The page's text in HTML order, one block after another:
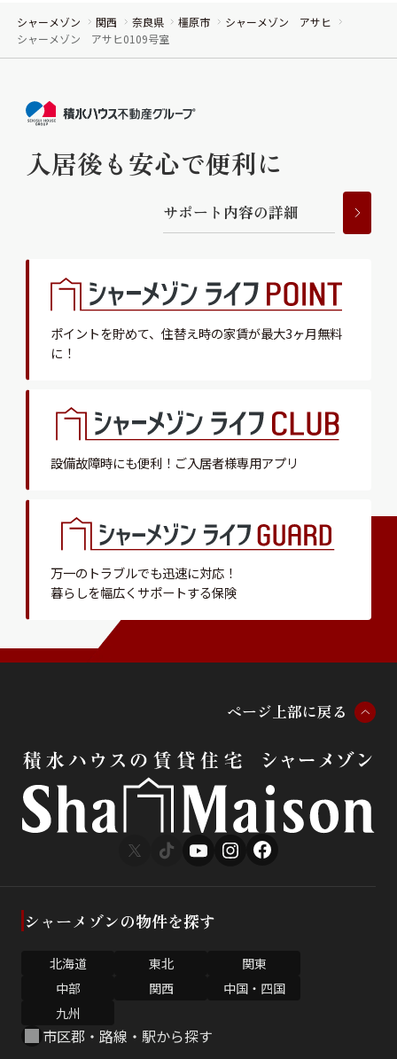
シャーメゾン 関西 奈良県 橿原市
シャーメゾン アサヒ
シャーメゾン アサヒ0109号室
入居後も安心で便利に
サポー ト 内容の詳細
ポイントを貯めて、 住替え時の家賃が最大3ヶ月無料
に！
設備故障時にも便利！ ご入居者様専用アプリ
万一のトラブルでも迅速に対応！
暮らしを幅広くサポートする保険
ページ 上部に戻る
シャーメゾンの物件を探す
北海道 東北
関東
中部
関西
中国・四国
九州
市区郡・路線・駅から探す